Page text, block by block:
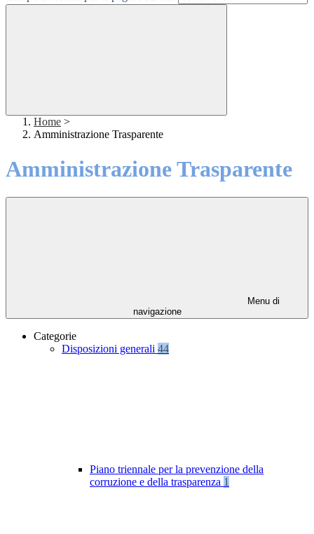
Home >
Amministrazione Trasparente
Amministrazione Trasparente
Menu di
navigazione
Categorie
Disposizioni generali 44
Piano triennale per la prevenzione della
corruzione e della trasparenza 1